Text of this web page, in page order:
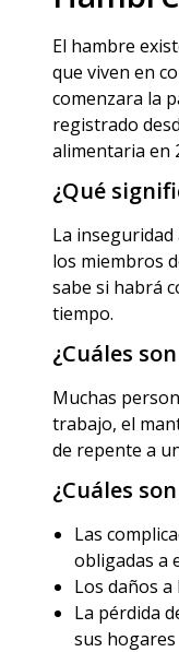
El hambre
que viven en
comenzara la
registrado
alimentaria en
¿Qué
La
los miembros
sabe si habrá
tiempo.
¿Cuáles
Muchas
trabajo, el
de repente a
¿Cuáles
Las
obligadas a
Los daños
La pérdida
sus hogares